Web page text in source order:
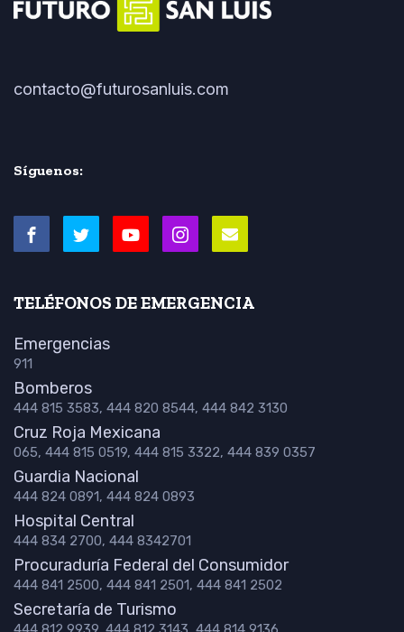
contacto@futurosanluis.com
Síguenos:
TELÉFONOS DE EMERGENCIA
Emergencias
911
Bomberos
444 815 3583, 444 820 8544, 444 842 3130
Cruz Roja Mexicana
065, 444 815 0519, 444 815 3322, 444 839 0357
Guardia Nacional
444 824 0891, 444 824 0893
Hospital Central
444 834 2700, 444 8342701
Procuraduría Federal del Consumidor
444 841 2500, 444 841 2501, 444 841 2502
Secretaría de Turismo